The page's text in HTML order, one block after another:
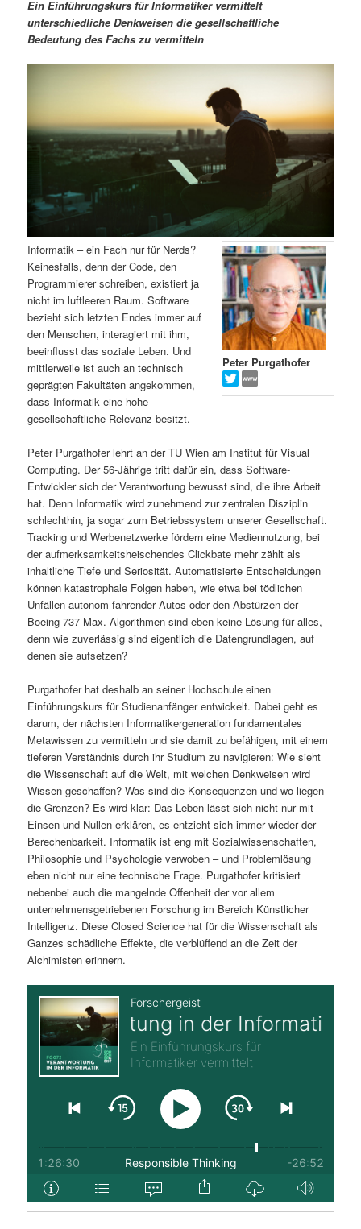
ä
r
n
n
l
t
s
p
r
i
n
g
e
n
n
d
r
n
h
a
l
t
s
p
r
i
n
g
e
n
n
a
v
i
o
Ein Einführungskurs für Informatiker vermittelt
unterschiedliche Denkweisen die gesellschaftliche
Bedeutung des Fachs zu vermitteln
Peter Purgathofer
Informatik – ein Fach nur für Nerds?
Keinesfalls, denn der Code, den
Programmierer schreiben, existiert ja
nicht im luftleeren Raum. Software
bezieht sich letzten Endes immer auf
den Menschen, interagiert mit ihm,
beeinflusst das soziale Leben. Und
mittlerweile ist auch an technisch
geprägten Fakultäten angekommen,
dass Informatik eine hohe
gesellschaftliche Relevanz besitzt.
Peter Purgathofer lehrt an der TU Wien am Institut für Visual
Computing. Der 56-Jährige tritt dafür ein, dass Software-
Entwickler sich der Verantwortung bewusst sind, die ihre Arbeit
hat. Denn Informatik wird zunehmend zur zentralen Disziplin
schlechthin, ja sogar zum Betriebssystem unserer Gesellschaft.
Tracking und Werbenetzwerke fördern eine Mediennutzung, bei
der aufmerksamkeitsheischendes Clickbate mehr zählt als
inhaltliche Tiefe und Seriosität. Automatisierte Entscheidungen
können katastrophale Folgen haben, wie etwa bei tödlichen
Unfällen autonom fahrender Autos oder den Abstürzen der
Boeing 737 Max. Algorithmen sind eben keine Lösung für alles,
denn wie zuverlässig sind eigentlich die Datengrundlagen, auf
denen sie aufsetzen?
Purgathofer hat deshalb an seiner Hochschule einen
Einführungskurs für Studienanfänger entwickelt. Dabei geht es
darum, der nächsten Informatikergeneration fundamentales
Metawissen zu vermitteln und sie damit zu befähigen, mit einem
tieferen Verständnis durch ihr Studium zu navigieren: Wie sieht
die Wissenschaft auf die Welt, mit welchen Denkweisen wird
Wissen geschaffen? Was sind die Konsequenzen und wo liegen
die Grenzen? Es wird klar: Das Leben lässt sich nicht nur mit
Einsen und Nullen erklären, es entzieht sich immer wieder der
Berechenbarkeit. Informatik ist eng mit Sozialwissenschaften,
Philosophie und Psychologie verwoben – und Problemlösung
eben nicht nur eine technische Frage. Purgathofer kritisiert
nebenbei auch die mangelnde Offenheit der vor allem
unternehmensgetriebenen Forschung im Bereich Künstlicher
Intelligenz. Diese Closed Science hat für die Wissenschaft als
Ganzes schädliche Effekte, die verblüffend an die Zeit der
Alchimisten erinnern.